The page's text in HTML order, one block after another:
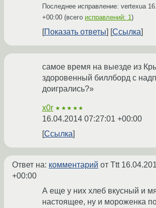
Последнее исправление: vertexua
+00:00 (всего исправлений: 1)
Показать ответы Ссылка
самое время на выезде из
здоровенный биллборд с
доигрались?»
x0r ★★★★★
16.04.2014 07:27:01 +00:00
Ссылка
Ответ на: комментарий от Ttt
+00:00
А еще у них хлеб вкусный и
настоящее, ну и мороженка по